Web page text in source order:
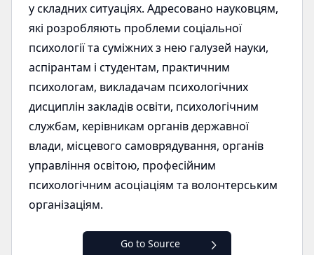
у складних ситуаціях. Адресовано науковцям,
які розробляють проблеми соціальної
психології та суміжних з нею галузей науки,
аспірантам і студентам, практичним
психологам, викладачам психологічних
дисциплін закладів освіти, психологічним
службам, керівникам органів державної
влади, місцевого самоврядування, органів
управління освітою, професійним
психологічним асоціаціям та волонтерським
організаціям.
Go to Source